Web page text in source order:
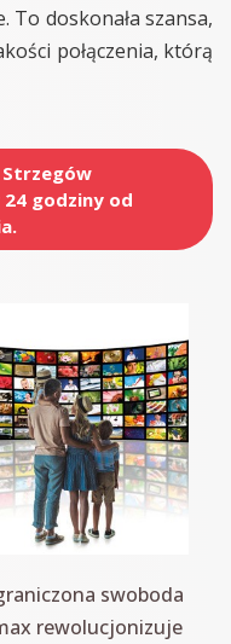
To doskonała szansa,
połączenia, którą
Strzegów
godziny od
swoboda
rewolucjonizuje